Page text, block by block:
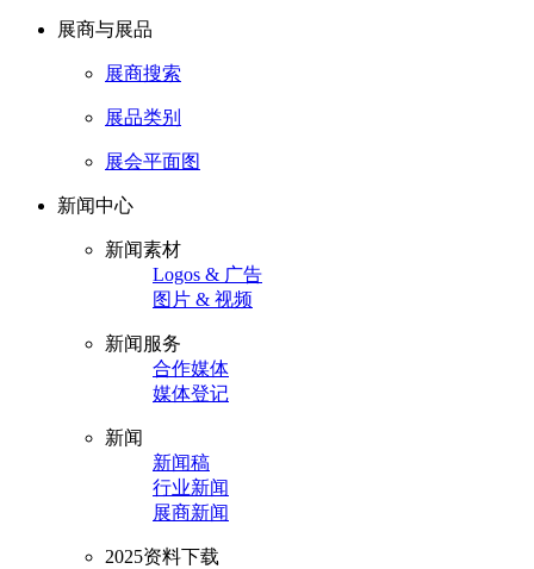
展商与展品
展商搜索
展品类别
展会平面图
新闻中心
新闻素材
Logos & 广告
图片 & 视频
新闻服务
合作媒体
媒体登记
新闻
新闻稿
行业新闻
展商新闻
2025资料下载